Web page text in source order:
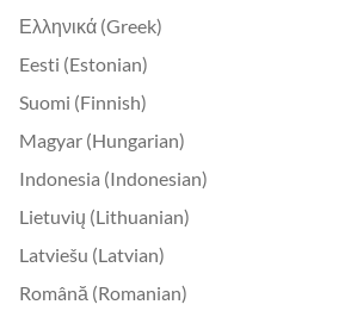
Ελληνικά (Greek)
Eesti (Estonian)
Suomi (Finnish)
Magyar (Hungarian)
Indonesia (Indonesian)
Lietuvių (Lithuanian)
Latviešu (Latvian)
Română (Romanian)